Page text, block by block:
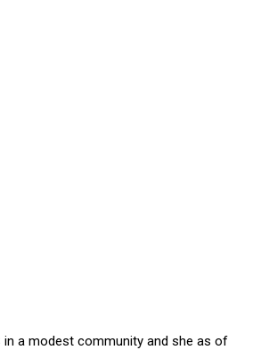
in a modest community and she as of